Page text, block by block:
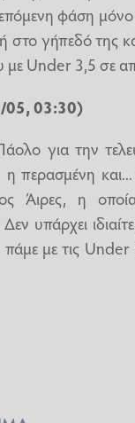
φάση
γήπεδό της
με Under 3,5 σε
05, 03:30)
για την
περασμένη και...
η οποία
υπάρχει
με τις